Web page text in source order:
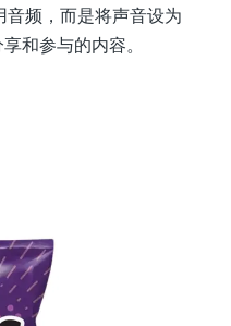
频，而是将声音设为
和参与的内容。